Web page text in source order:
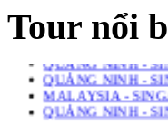
Tour nổi
HONGKONG -
QUẢNG NINH -
QUẢNG NINH -
MALAYSIA -
QUẢNG NINH -